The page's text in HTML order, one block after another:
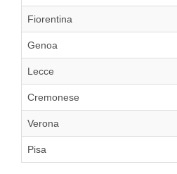
Fiorentina
Genoa
Lecce
Cremonese
Verona
Pisa